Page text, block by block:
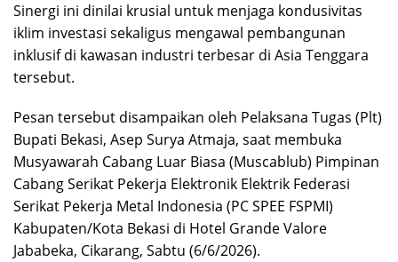
Sinergi ini dinilai krusial untuk menjaga kondusivitas
iklim investasi sekaligus mengawal pembangunan
inklusif di kawasan industri terbesar di Asia Tenggara
tersebut.
Pesan tersebut disampaikan oleh Pelaksana Tugas (Plt)
Bupati Bekasi, Asep Surya Atmaja, saat membuka
Musyawarah Cabang Luar Biasa (Muscablub) Pimpinan
Cabang Serikat Pekerja Elektronik Elektrik Federasi
Serikat Pekerja Metal Indonesia (PC SPEE FSPMI)
Kabupaten/Kota Bekasi di Hotel Grande Valore
Jababeka, Cikarang, Sabtu (6/6/2026).